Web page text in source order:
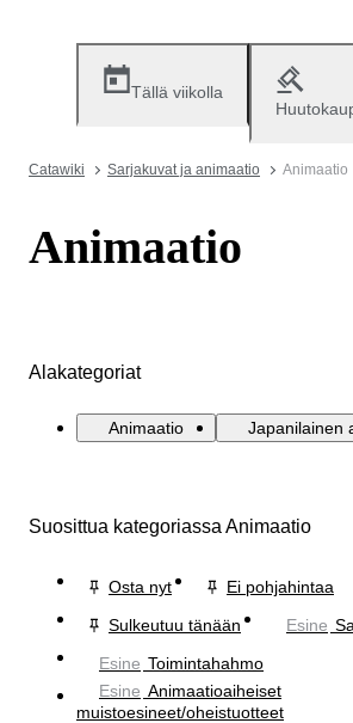
Tällä viikolla
Catawiki Sarjakuvat ja animaatio Animaatio
Animaatio
Alakategoriat
Animaatio Japanilainen
Suosittua kategoriassa Animaatio
Osta nyt
Ei pohjahintaa
Sulkeutuu tänään
Esine
Esine Toimintahahmo
Esine Animaatioaiheiset
muistoesineet/oheistuotteet